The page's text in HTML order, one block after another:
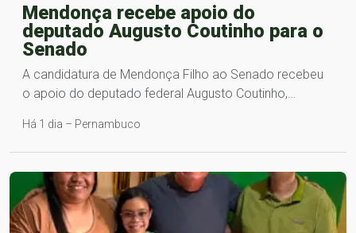
Mendonça recebe apoio do
deputado Augusto Coutinho para o
Senado
A candidatura de Mendonça Filho ao Senado recebeu
o apoio do deputado federal Augusto Coutinho,…
Há 1 dia – Pernambuco